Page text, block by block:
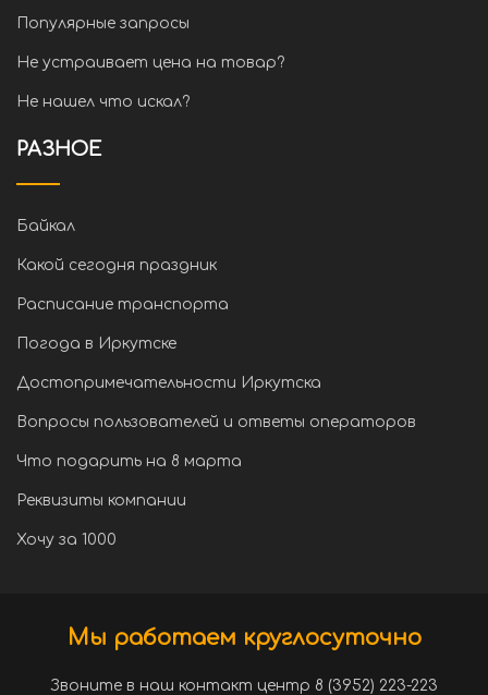
Популярные запросы
Не устраивает цена на товар?
Не нашел что искал?
РАЗНОЕ
Байкал
Какой сегодня праздник
Расписание транспорта
Погода в Иркутске
Достопримечательности Иркутска
Вопросы пользователей и ответы операторов
Что подарить на 8 марта
Реквизиты компании
Хочу за 1000
Мы работаем круглосуточно
Звоните в наш контакт центр 8 (3952) 223-223